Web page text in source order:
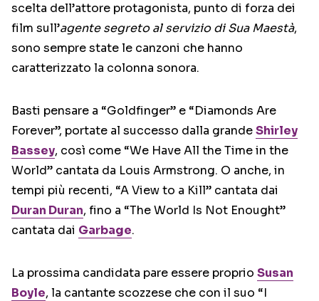
scelta dell’attore protagonista, punto di forza dei
film sull’agente segreto al servizio di Sua Maestà,
sono sempre state le canzoni che hanno
caratterizzato la colonna sonora.
Basti pensare a “Goldfinger” e “Diamonds Are
Forever”, portate al successo dalla grandeShirley
Bassey, così come “We Have All the Time in the
World” cantata da Louis Armstrong. O anche, in
tempi più recenti, “A View to a Kill” cantata dai
Duran Duran, fino a “The World Is Not Enought”
cantata dai Garbage.
La prossima candidata pare essere proprio Susan
Boyle, la cantante scozzese che con il suo “I